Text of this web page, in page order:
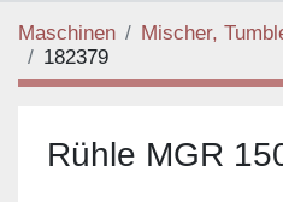
Maschinen
Mischer,
182379
Rühle MGR